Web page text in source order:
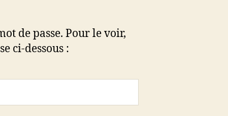
de passe. Pour le voir,
ci-dessous :